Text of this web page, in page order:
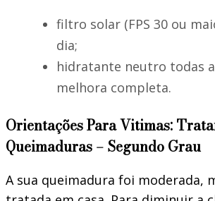
filtro solar (FPS 30 ou
dia;
hidratante neutro todas
melhora completa.
Orientações Para Vitimas:
Queimaduras – Segundo Grau
A sua queimadura foi moderada,